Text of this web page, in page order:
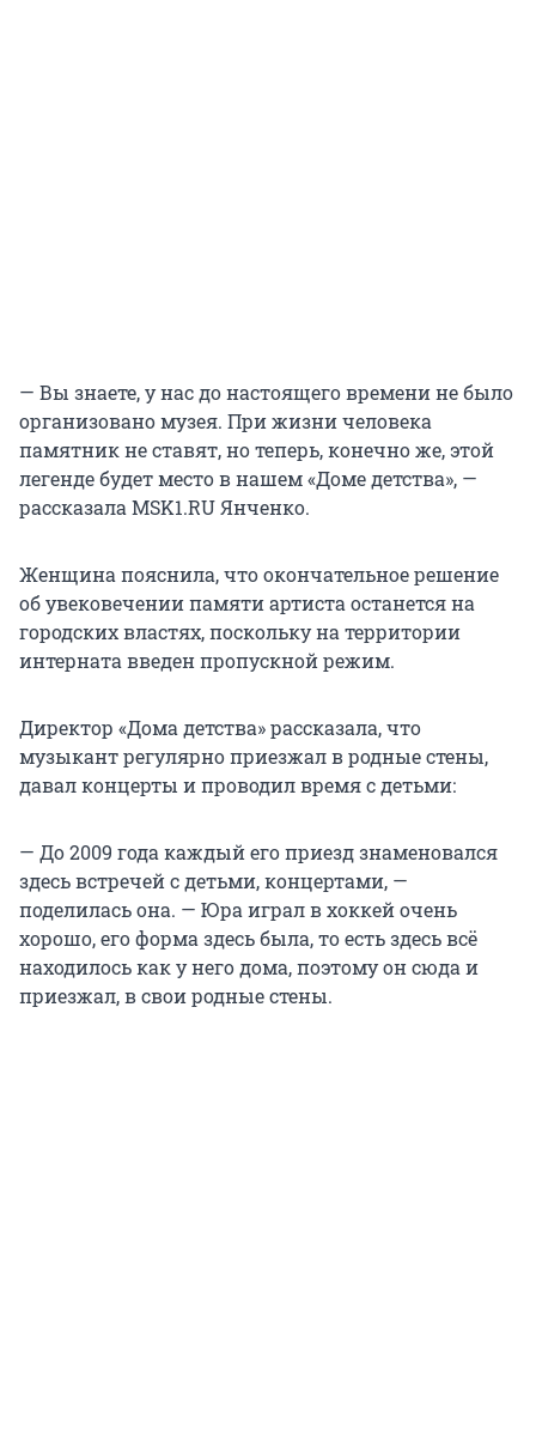
— Вы знаете, у нас до настоящего времени не было
организовано музея. При жизни человека
памятник не ставят, но теперь, конечно же, этой
легенде будет место в нашем «Доме детства», —
рассказала MSK1.RU Янченко.
Женщина пояснила, что окончательное решение
об увековечении памяти артиста останется на
городских властях, поскольку на территории
интерната введен пропускной режим.
Директор «Дома детства» рассказала, что
музыкант регулярно приезжал в родные стены,
давал концерты и проводил время с детьми:
— До 2009 года каждый его приезд знаменовался
здесь встречей с детьми, концертами, —
поделилась она. — Юра играл в хоккей очень
хорошо, его форма здесь была, то есть здесь всё
находилось как у него дома, поэтому он сюда и
приезжал, в свои родные стены.